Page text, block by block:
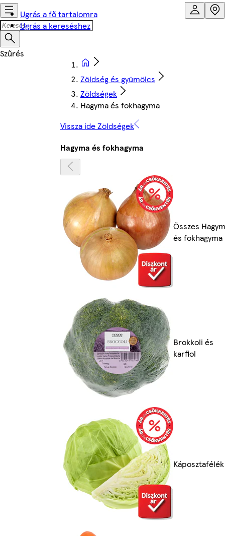
Ugrás a fő tartalomra
Ugrás a kereséshez
Zöldség és gyümölcs
Zöldségek
Hagyma és fokhagyma
Vissza ide Zöldségek
Hagyma és fokhagyma
Összes
és fokhagyma
Brokkoli és
karfiol
Káposztafélék